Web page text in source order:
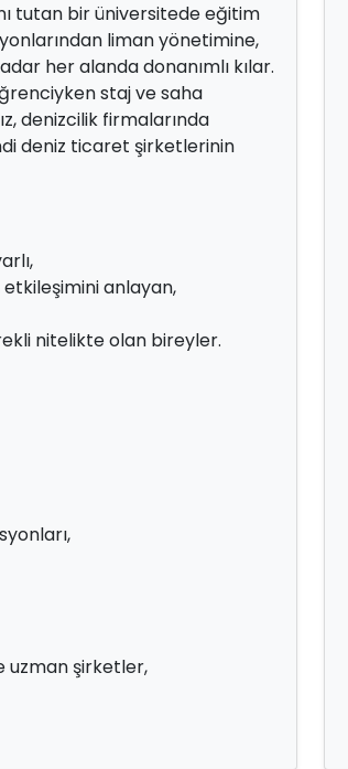
tutan bir üniversitede eğitim
liman yönetimine,
her alanda donanımlı kılar.
staj ve saha
denizcilik firmalarında
deniz ticaret şirketlerinin
anlayan,
nitelikte olan bireyler.
uzman şirketler,